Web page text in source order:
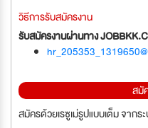
วิธีการรับสมัครงาน
รับสมัครงานผ่านทาง
สมั
สมัครด้วยเรซูเม่รูปแบบเต็ม จาก